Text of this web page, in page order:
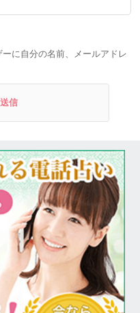
に自分の名前、メールアドレ